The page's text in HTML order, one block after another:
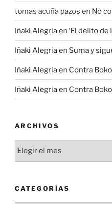
tomas acuña pazos en No
Iñaki Alegriaen ‘El delito de
Iñaki Alegriaen Suma y
Iñaki Alegriaen Contra
Iñaki Alegriaen Contra
ARCHIVOS
CATEGORÍAS